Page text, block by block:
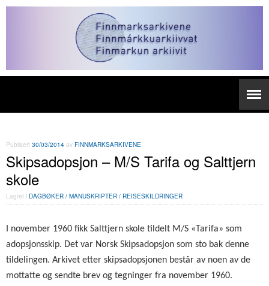
Publisert 30/03/2014 av FINNMARKSARKIVENE
Skipsadopsjon – M/S Tarifa og Salttjern
skole
Lagret i DAGBØKER / MANUSKRIPTER / REISESKILDRINGER
I november 1960 fikk Salttjern skole tildelt M/S «Tarifa» som
adopsjonsskip. Det var Norsk Skipsadopsjon som sto bak denne
tildelingen. Arkivet etter skipsadopsjonen består av noen av de
mottatte og sendte brev og tegninger fra november 1960.